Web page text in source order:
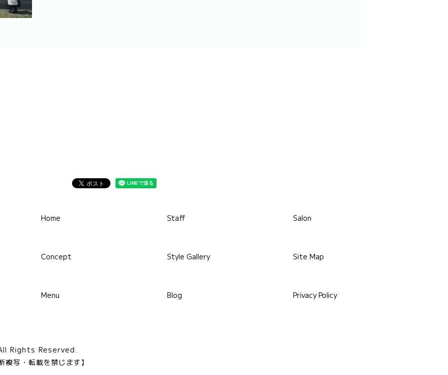
Home
Concept
Menu
Staff
Style Gallery
Blog
Salon
Site Map
Privacy Policy
Rights Reserved.
写・転載を禁じます】